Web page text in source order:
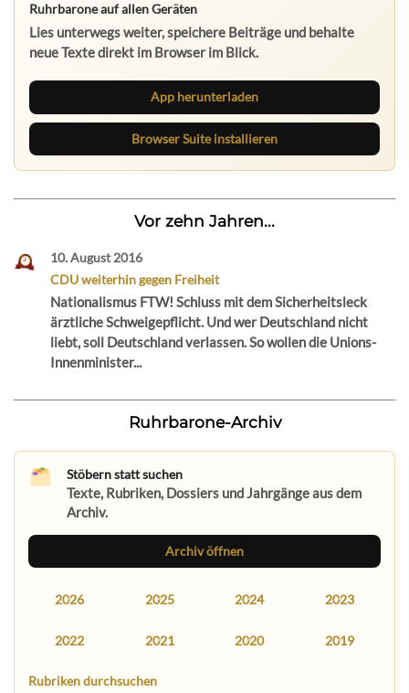
Ruhrbarone auf allen Geräten
Lies unterwegs weiter, speichere Beiträge und behalte
neue Texte direkt im Browser im Blick.
App herunterladen
Browser Suite installieren
Vor zehn Jahren...
10. August 2016
CDU weiterhin gegen Freiheit
Nationalismus FTW! Schluss mit dem Sicherheitsleck
ärztliche Schweigepflicht. Und wer Deutschland nicht
liebt, soll Deutschland verlassen. So wollen die Unions-
Innenminister...
Ruhrbarone-Archiv
Stöbern statt suchen
Texte, Rubriken, Dossiers und Jahrgänge aus dem
Archiv.
Archiv öffnen
2026 2025 2024 2023
2022 2021 2020 2019
Rubriken durchsuchen